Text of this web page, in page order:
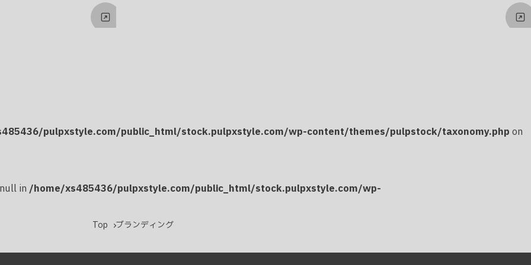
pulpxstyle.com/public_html/stock.pulpxstyle.com/wp-content/themes/pulpstock/taxonomy.php on
in /home/xs485436/pulpxstyle.com/public_html/stock.pulpxstyle.com/wp-
Top ブランディング